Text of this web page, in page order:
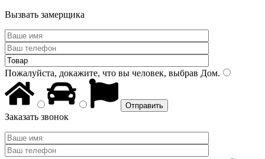
Вызвать замерщика
Пожалуйста, докажите, что вы человек, выбрав Дом.
Заказать звонок